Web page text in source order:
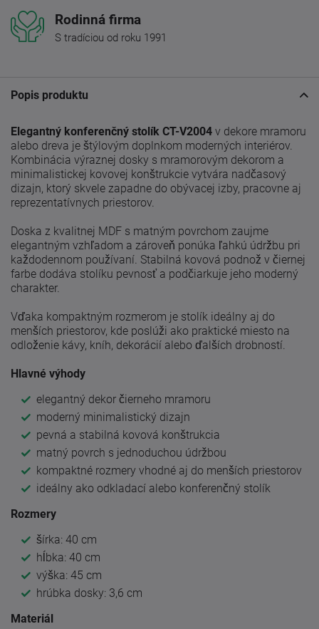
Rodinná firma
S tradíciou od roku 1991
Popis produktu
Elegantný konferenčný stolík CT-V2004 v dekore mramoru
alebo dreva je štýlovým doplnkom moderných interiérov.
Kombinácia výraznej dosky s mramorovým dekorom a
minimalistickej kovovej konštrukcie vytvára nadčasový
dizajn, ktorý skvele zapadne do obývacej izby, pracovne aj
reprezentatívnych priestorov.
Doska z kvalitnej MDF s matným povrchom zaujme
elegantným vzhľadom a zároveň ponúka ľahkú údržbu pri
každodennom používaní. Stabilná kovová podnož v čiernej
farbe dodáva stolíku pevnosť a podčiarkuje jeho moderný
charakter.
Vďaka kompaktným rozmerom je stolík ideálny aj do
menších priestorov, kde poslúži ako praktické miesto na
odloženie kávy, kníh, dekorácií alebo ďalších drobností.
Hlavné výhody
elegantný dekor čierneho mramoru
moderný minimalistický dizajn
pevná a stabilná kovová konštrukcia
matný povrch s jednoduchou údržbou
kompaktné rozmery vhodné aj do menších priestorov
ideálny ako odkladací alebo konferenčný stolík
Rozmery
šírka: 40 cm
hĺbka: 40 cm
výška: 45 cm
hrúbka dosky: 3,6 cm
Materiál